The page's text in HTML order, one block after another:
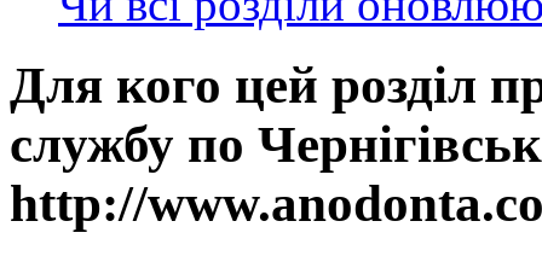
Для кого цей розділ
службу по
http://